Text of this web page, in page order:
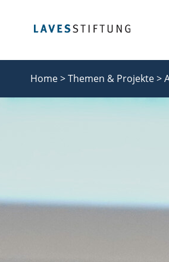
Home >Themen & Projekte >